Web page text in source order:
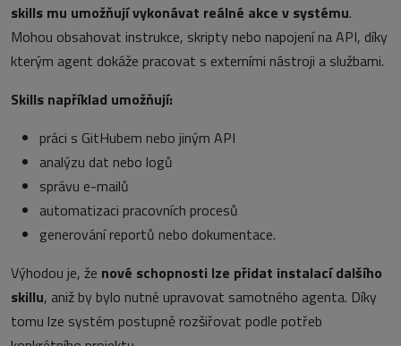
skills mu umožňujívykonávat reálné akce v systému.
Mohou obsahovat instrukce, skripty nebo napojení na API, díky
kterým agent dokáže pracovat s externími nástroji a službami.
Skills například umožňují:
práci s GitHubem nebo jiným API
analýzu dat nebo logů
správu e-mailů
automatizaci pracovních procesů
generování reportů nebo dokumentace.
Výhodou je, že nové schopnosti lze přidat instalací dalšího
skillu, aniž by bylo nutné upravovat samotného agenta. Díky
tomu lze systém postupně rozšiřovat podle potřeb